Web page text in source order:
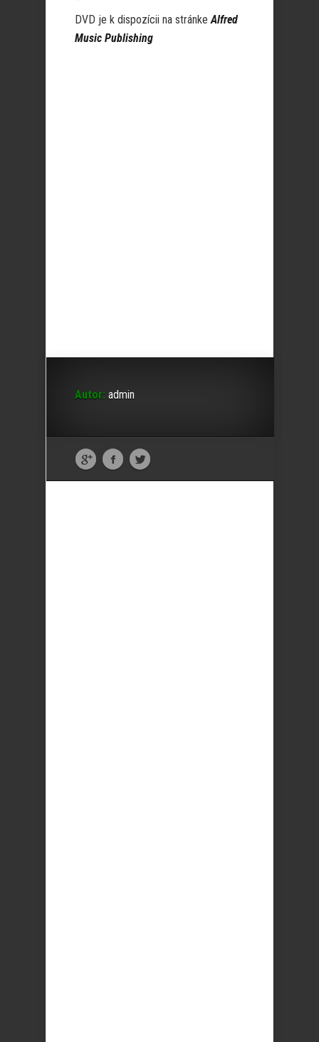
DVD je k dispozícii na stránkeAlfred
Music Publishing
Autor: admin